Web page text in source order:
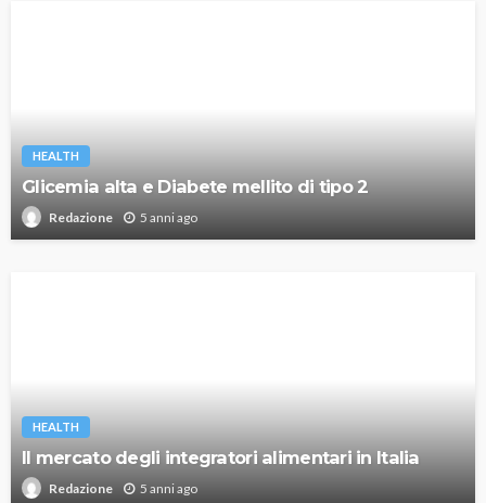
HEALTH
Glicemia alta e Diabete mellito di tipo 2
Redazione 5 anni ago
HEALTH
Il mercato degli integratori alimentari in Italia
Redazione 5 anni ago